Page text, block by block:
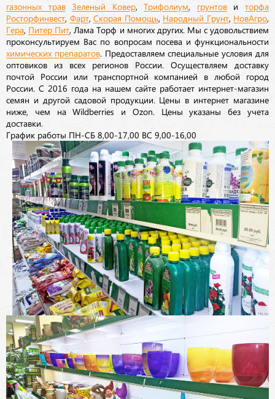
газонных трав Зеленый Ковер,Трифолиум грунтовиторфа
Росторфинвест Фарт, Скорая Помощь Народный Грунт, НовАгро
Гера Питер Пит , Лама Торф и многих других. Мы с удовольствием
проконсультируем Вас по вопросам посева и функциональности
химических препаратов. Предоставляем специальные условия для
оптовиков из всех регионов России. Осуществляем доставку
почтой России или транспортной компанией в любой город
России. С 2016 года на нашем сайте работает интернет-магазин
семян и другой садовой продукции. Цены в интернет магазине
ниже, чем на Wildberries и Ozon. Цены указаны без учета
доставки.
График работы ПН-СБ 8,00-17,00 ВС 9,00-16,00